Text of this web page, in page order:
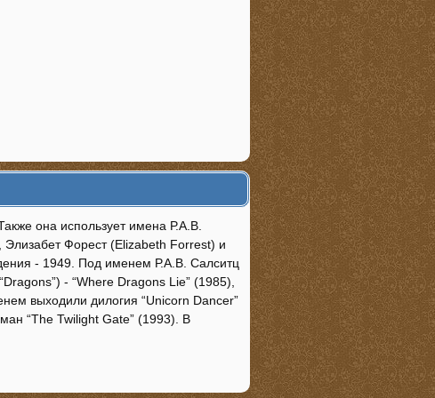
она использует имена Р.А.В.
Форест (Elizabeth Forrest) и
- 1949. Под именем Р.А.В. Салситц
- “Where Dragons Lie” (1985),
выходили дилогия “Unicorn Dancer”
“The Twilight Gate” (1993). В